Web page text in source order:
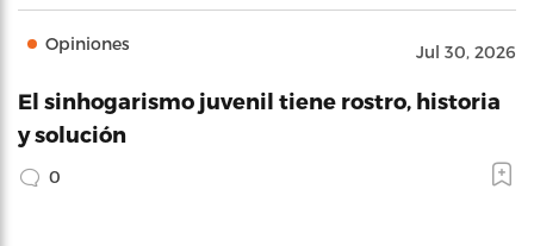
Opiniones Jul 30, 2026
El sinhogarismo juvenil tiene rostro, historia
y solución
0